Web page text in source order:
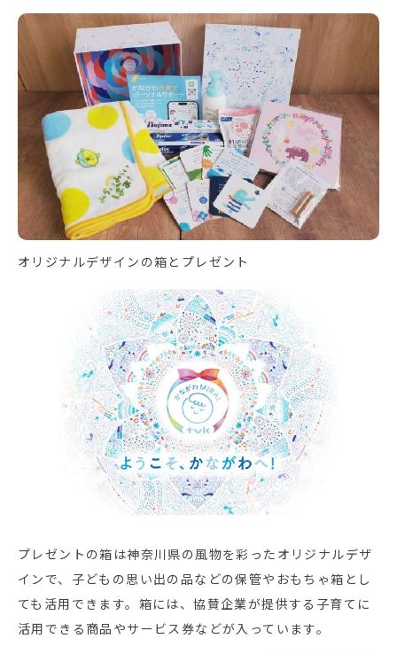
オリジナルデザインの箱とプレゼント
プレゼントの箱は神奈川県の風物を彩ったオリジナルデザ
インで、子どもの思い出の品などの保管やおもちゃ箱とし
ても活用できます。箱には、協賛企業が提供する子育てに
活用できる商品やサービス券などが入っています。